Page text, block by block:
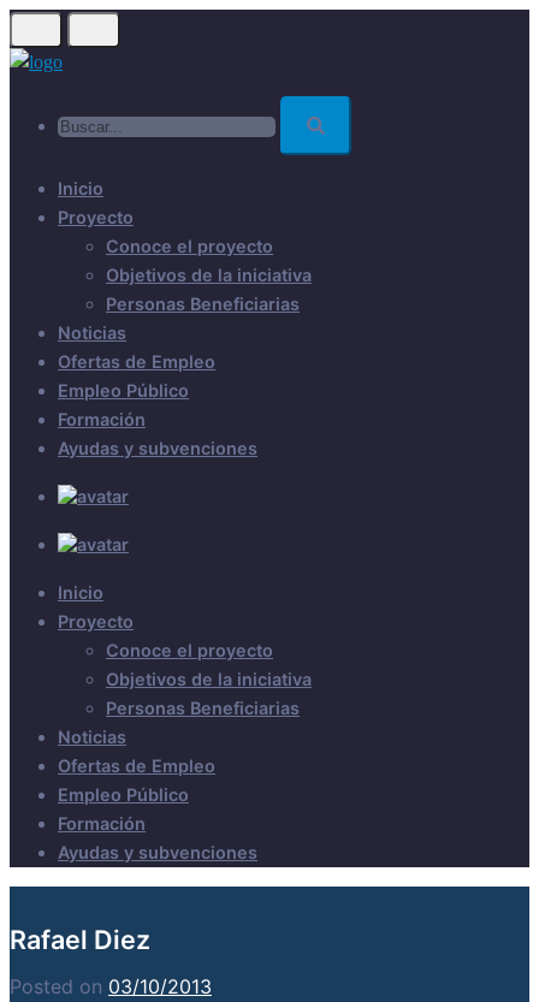
Skip
to
Inicio
Proyecto
Conoce el proyecto
Objetivos de la iniciativa
Personas Beneficiarias
Noticias
Ofertas de Empleo
Empleo Público
Formación
Ayudas y subvenciones
Inicio
Proyecto
Conoce el proyecto
Objetivos de la iniciativa
Personas Beneficiarias
Noticias
Ofertas de Empleo
Empleo Público
Formación
Ayudas y subvenciones
Rafael Diez
Posted on 03/10/2013